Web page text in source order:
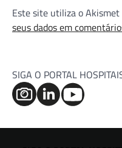
Este site utiliza o
seus dados em
SIGA O PORTAL